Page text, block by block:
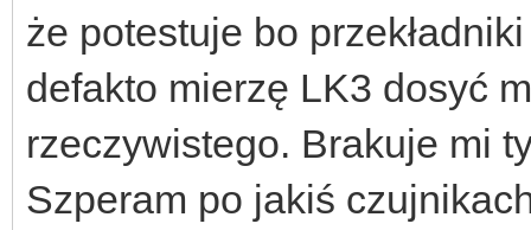
że potestuje bo
defakto mierzę LK3 dosyć
rzeczywistego. Brakuje mi
Szperam po jakiś